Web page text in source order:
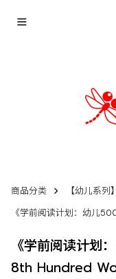
商品分类
【幼儿系
《学前阅读计划：幼儿
《学前阅读计
8th Hundred